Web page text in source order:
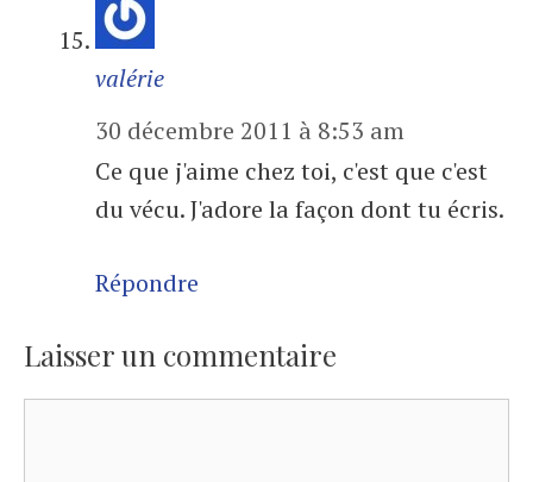
valérie
30 décembre 2011 à 8:53 am
Ce que j'aime chez toi, c'est que c'est
du vécu. J'adore la façon dont tu écris.
Répondre
Laisser un commentaire